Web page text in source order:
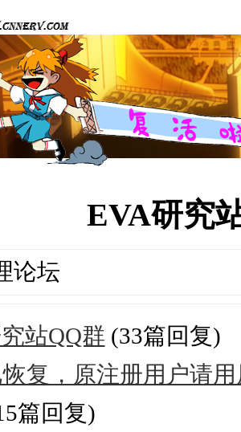
EVA研究
论坛
站QQ群 (33篇回复)
复，原注册用户请
篇回复)